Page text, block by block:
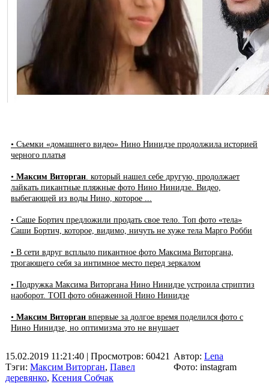
• Съемки «домашнего видео» Нино Нинидзе продолжила историей
черного платья
• Максим Виторган. который нашел себе другую, продолжает
лайкать пикантные пляжные фото Нино Нинидзе. Видео,
выбегающей из воды Нино, которое ...
• Саше Бортич предложили продать свое тело. Топ фото «тела»
Саши Бортич, которое, видимо, ничуть не хуже тела Марго Робби
• В сети вдруг всплыло пикантное фото Максима Виторгана,
трогающего себя за интимное место перед зеркалом
• Подружка Максима Виторгана Нино Нинидзе устроила стриптиз
наоборот. ТОП фото обнаженной Нино Нинидзе
• Максим Виторган впервые за долгое время поделился фото с
Нино Нинидзе, но оптимизма это не внушает
15.02.2019 11:21:40 | Просмотров: 60421
Тэги: Максим Виторган, Павел
деревянко, Ксения Собчак
Автор: Lena
Фото: instagram